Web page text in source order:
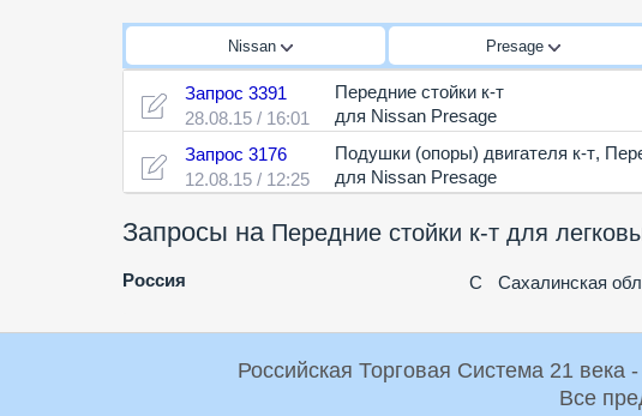
Nissan Presage
Запрос 3391
28.08.15 / 16:01
Передние стойки к-т
для Nissan Presage
Запрос 3176
12.08.15 / 12:25
Подушки (опоры) двигателя к-т,
для Nissan Presage
Запросы на Передние стойки к-т для
Россия С Сахалинская
Все